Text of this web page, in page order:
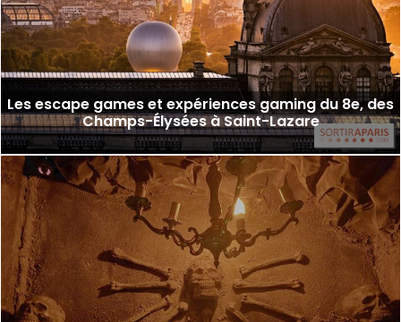
Les escape games et expériences gaming du 8e, des
Champs-Élysées à Saint-Lazare